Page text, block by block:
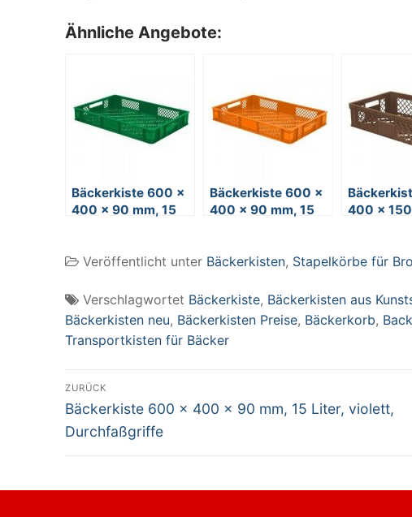
Ähnliche Angebote:
Bäckerkiste 600 x
400 x 90 mm, 15
Bäckerkiste 600 x
400 x 90 mm, 15
400 x
Veröffentlicht unter Bäckerkisten, Stapelkörbe für
Verschlagwortet Bäckerkiste, Bäckerkisten aus
Bäckerkisten neu, Bäckerkisten Preise, Bäckerkorb,
Transportkisten für Bäcker
Beitragsnavigation
ZURÜCK
Vorheriger
Beitrag:
Bäckerkiste 600 x 400 x 90 mm, 15 Liter, violett,
Durchfaßgriffe